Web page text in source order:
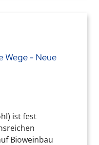
Wege - Neue
ist fest
Bioweinbau